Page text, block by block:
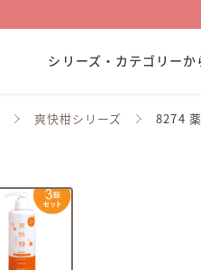
シリーズ・カテゴリーか
爽快柑シリーズ 8274